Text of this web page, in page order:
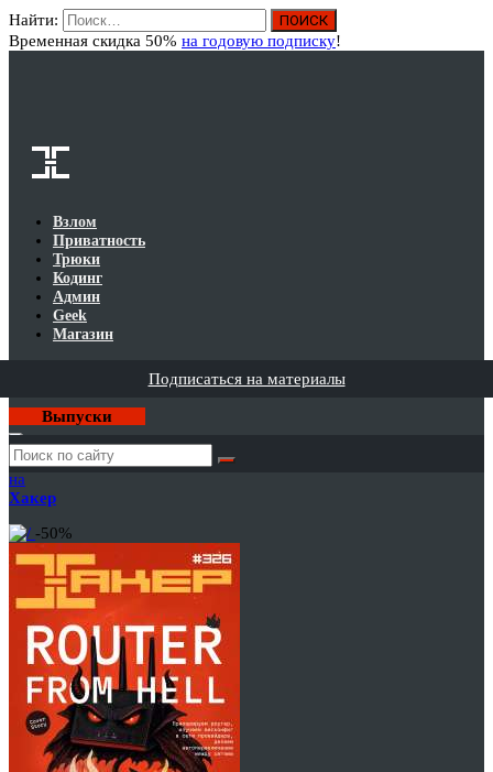
Найти:
Временная скидка 50% на годовую подписку!
Взлом
Приватность
Трюки
Кодинг
Админ
Geek
Магазин
Подписаться на материалы
Выпуски
Годовая
подписка
на
Хакер
-50%